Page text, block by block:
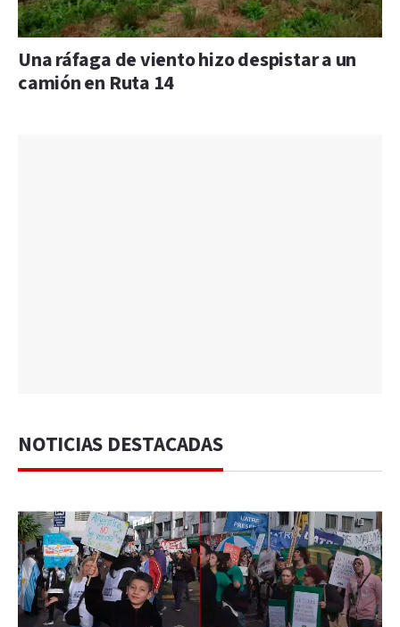
Una ráfaga de viento hizo despistar a un
camión en Ruta 14
NOTICIAS DESTACADAS